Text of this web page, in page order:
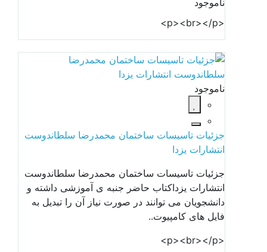
ناموجود
ناموجود
جزئیات تاسیسات ساختمان محمدرضا سلطاندوست
انتشارات یزدا
جزئیات تاسیسات ساختمان محمدرضا سلطاندوست
انتشارات یزداکتاب حاضر جنبه ی آموزشی داشته و
دانشجویان می توانند در صورت نیاز آن را تبدیل به
فایل های کامپیوت..